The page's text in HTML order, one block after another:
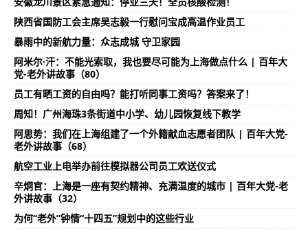
陕西省国防工会主席吴志毅一行慰问宝成高温作业员工
暴雨中的新航力量：众志成城 守卫家园
阿米尔·汗：不能光索取，我也要尽可能为上海做点什么 | 百年大
党-老外讲故事（80）
员工有晒工资的自由吗？能打听同事工资吗？答案来了！
周知！广州海珠3条街道中小学、幼儿园恢复线下教学
阿思势：我们在上海组建了一个外籍献血志愿者团队 | 百年大党-
老外讲故事（68）
航空工业上电举办前往模拟器公司员工欢送仪式
辛炯官：上海是一座有契约精神、充满温度的城市 | 百年大党-老
外讲故事（32）
为何“老外”钟情“十四五”规划中的这些行业